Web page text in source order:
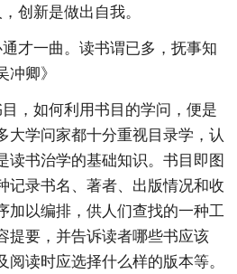
创新是做出自我。
才一曲。读书谓已多，抚事知
卿》
，如何利用书目的学问，便是
大学问家都十分重视目录学，认
读书治学的基础知识。书目即图
记录书名、著者、出版情况和收
加以编排，供人们查找的一种工
提要，并告诉读者哪些书应该
读时应选择什么样的版本等。